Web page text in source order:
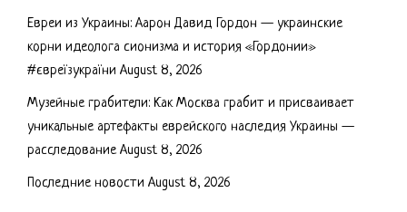
Евреи из Украины: Аарон Давид Гордон — украинские
корни идеолога сионизма и история «Гордонии»
#євреїзукраїни August 8, 2026
Музейные грабители: Как Москва грабит и присваивает
уникальные артефакты еврейского наследия Украины —
расследование August 8, 2026
Последние новости August 8, 2026